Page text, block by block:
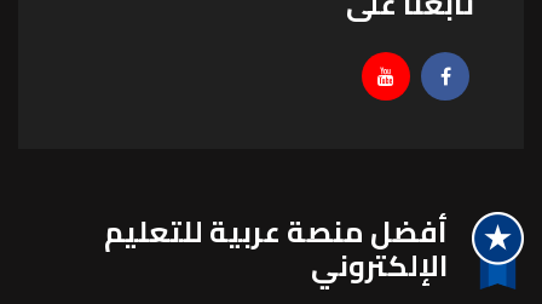
أفضل منصة عربية للتعليم
اﻹلكتروني